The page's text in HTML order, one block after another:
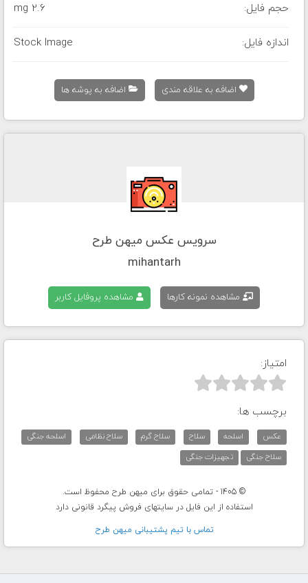
حجم فایل: 2.6 mg
اندازه فایل: Stock Image
اضافه به علاقه مندی اضافه به پوشه ها
سرویس عکس میهن طرح
mihantarh
مشاهده نمونه کارها مشاهده پروفایل کاربر
امتیاز:



برچسب ها:
عکس اسلحه سلاح سلاح گرم سلاح نظامی
اسلحه جنگی
سلاح جنگی
تجهیزات جنگی
© 1405 - تمامی حقوق برای میهن طرح محفوظ است.
استفاده از این فایل در سایتهای فروش پیگرد قانونی دارد
تماس با تيم پشتيبانی ميهن طرح